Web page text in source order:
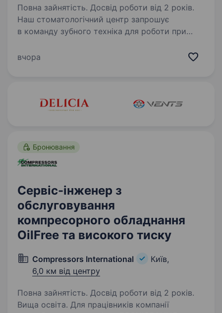
Повна зайнятість. Досвід роботи від 2 років.
Наш стоматологічний центр запрошує
в команду зубного техніка для роботи при
з досвідом роботи від 3 років, який вміє
вчора
Бронювання
Сервіс-інженер з
обслуговування
компресорного обладнання
OilFree та високого тиску
Compressors International
Київ,
6,0 км від центру
Повна зайнятість. Досвід роботи від 2 років.
Вища освіта. Для працівників компанії